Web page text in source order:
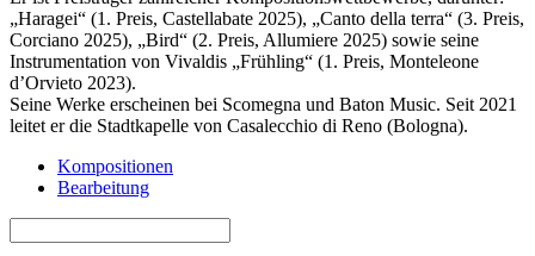
„Haragei“ (1. Preis, Castellabate 2025), „Canto della terra“ (3. Preis,
Corciano 2025), „Bird“ (2. Preis, Allumiere 2025) sowie seine
Instrumentation von Vivaldis „Frühling“ (1. Preis, Monteleone
d’Orvieto 2023).
Seine Werke erscheinen bei Scomegna und Baton Music. Seit 2021
leitet er die Stadtkapelle von Casalecchio di Reno (Bologna).
Kompositionen
Bearbeitung